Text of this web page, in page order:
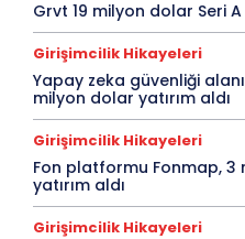
Grvt 19 milyon dolar Seri A
Girişimcilik Hikayeleri
Yapay zeka güvenliği
milyon dolar yatırım aldı
Girişimcilik Hikayeleri
Fon platformu Fonmap,
yatırım aldı
Girişimcilik Hikayeleri